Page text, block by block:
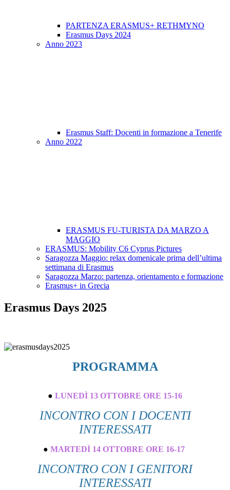
PARTENZA ERASMUS+ RETHMYNO
Erasmus Days 2024
Anno 2023
Erasmus Staff: Docenti in formazione a Tenerife
Anno 2022
ERASMUS FU-TURISTA DA MARZO A
MAGGIO
ERASMUS: Mobility C6 Cyprus Pictures
Saragozza Maggio: relax domenicale prima dell’ultima
settimana di Erasmus
Saragozza Marzo: partenza, orientamento e formazione
Erasmus+ in Grecia
Erasmus Days 2025
PROGRAMMA
● LUNEDÌ 13 OTTOBRE ORE 15-16
INCONTRO CON I DOCENTI
INTERESSATI
● MARTEDÌ 14 OTTOBRE ORE 16-17
INCONTRO CON I GENITORI
INTERESSATI